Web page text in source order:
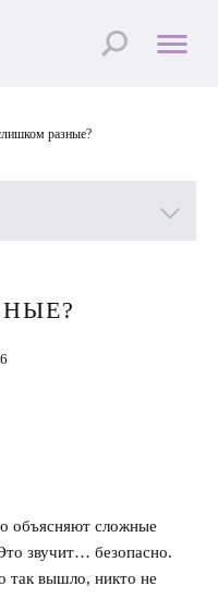
разные?
объясняют сложные
звучит… безопасно.
так вышло, никто не